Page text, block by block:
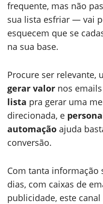
frequente, mas não
sua lista esfriar — vai
esquecem que se
na sua base.
Procure ser relevante,
gerar valor nos
lista pra gerar uma
direcionada, e
automação ajuda
conversão.
Com tanta informação
dias, com caixas de
publicidade, este